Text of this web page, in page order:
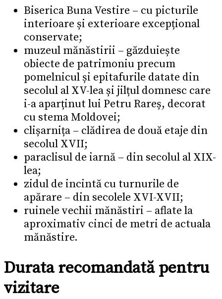
Biserica Buna Vestire – cu picturile
interioare și exterioare excepțional
conservate;
muzeul mănăstirii – găzduiește
obiecte de patrimoniu precum
pomelnicul și epitafurile datate din
secolul al XV-lea și jilțul domnesc care
i-a aparținut lui Petru Rareș, decorat
cu stema Moldovei;
clișarnița – clădirea de două etaje din
secolul XVII;
paraclisul de iarnă – din secolul al XIX-
lea;
zidul de incintă cu turnurile de
apărare – din secolele XVI-XVII;
ruinele vechii mănăstiri – aflate la
aproximativ cinci de metri de actuala
mănăstire.
Durata recomandată pentru
vizitare